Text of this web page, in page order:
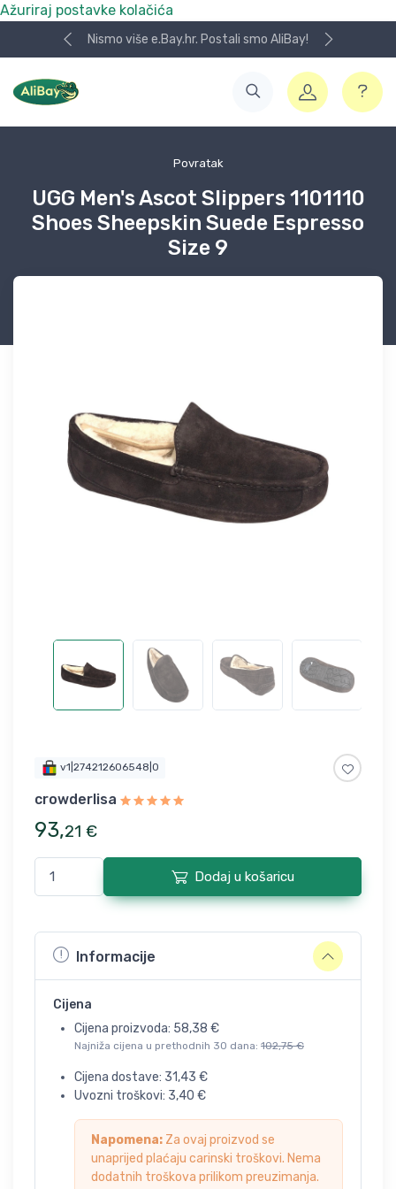
Ažuriraj postavke kolačića
Nismo više e.Bay.hr. Postali smo AliBay!
Povratak
UGG Men's Ascot Slippers 1101110
Shoes Sheepskin Suede Espresso
Size 9
v1|274212606548|0
crowderlisa
93,21 €
Dodaj u košaricu
Informacije
Cijena
Cijena proizvoda: 58,38 €
Najniža cijena u prethodnih 30 dana: 102,75 €
Cijena dostave: 31,43 €
Uvozni troškovi: 3,40 €
Napomena: Za ovaj proizvod se
unaprijed plaćaju carinski troškovi. Nema
dodatnih troškova prilikom preuzimanja.